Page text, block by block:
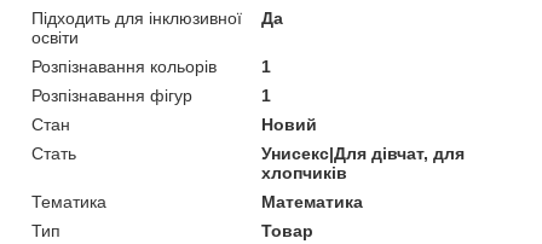
Підходить для інклюзивної
освіти
Да
Розпізнавання кольорів
1
Розпізнавання фігур
1
Стан
Новий
Стать
Унисекс|Для дівчат, для
хлопчиків
Тематика
Математика
Тип
Товар